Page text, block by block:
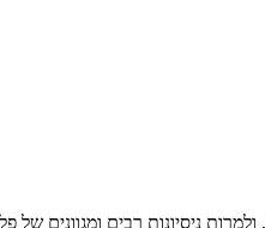
עזה, ולמרות ניסיונות רבים